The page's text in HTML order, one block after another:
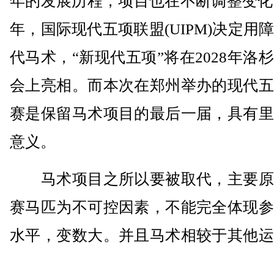
年，国际现代五项联盟(UIPM)决定用
代马术，“新现代五项”将在2028年洛
会上亮相。而本次在郑州举办的现代
赛是保留马术项目的最后一届，具有
意义。
马术项目之所以要被取代，主要
赛马匹为不可控因素，不能完全体现
水平，变数大。并且马术相较于其他